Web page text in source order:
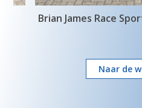
Naar de